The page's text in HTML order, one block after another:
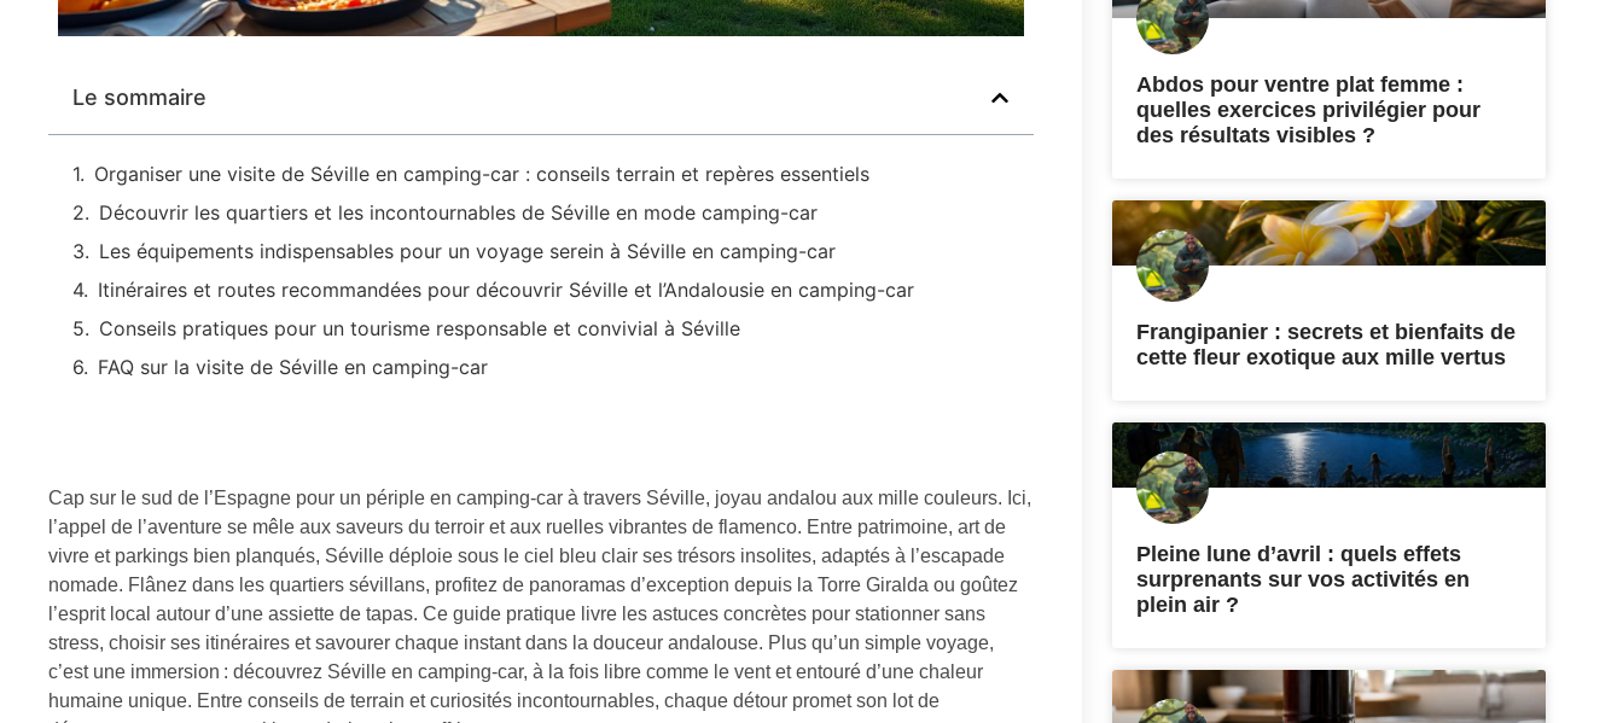
Le sommaire
Organiser une visite de Séville en camping-car : conseils terrain et repères essentiels
Découvrir les quartiers et les incontournables de Séville en mode camping-car
Les équipements indispensables pour un voyage serein à Séville en camping-car
Itinéraires et routes recommandées pour découvrir Séville et l’Andalousie en camping-car
Conseils pratiques pour un tourisme responsable et convivial à Séville
FAQ sur la visite de Séville en camping-car
Cap sur le sud de l’Espagne pour un périple en camping-car à travers Séville, joyau andalou aux mille couleurs. Ici,
l’appel de l’aventure se mêle aux saveurs du terroir et aux ruelles vibrantes de flamenco. Entre patrimoine, art de
vivre et parkings bien planqués, Séville déploie sous le ciel bleu clair ses trésors insolites, adaptés à l’escapade
nomade. Flânez dans les quartiers sévillans, profitez de panoramas d’exception depuis la Torre Giralda ou goûtez
l’esprit local autour d’une assiette de tapas. Ce guide pratique livre les astuces concrètes pour stationner sans
stress, choisir ses itinéraires et savourer chaque instant dans la douceur andalouse. Plus qu’un simple voyage,
c’est une immersion : découvrez Séville en camping-car, à la fois libre comme le vent et entouré d’une chaleur
humaine unique. Entre conseils de terrain et curiosités incontournables, chaque détour promet son lot de
Abdos pour ventre plat femme :
quelles exercices privilégier pour
des résultats visibles ?
Frangipanier : secrets et bienfaits de
cette fleur exotique aux mille vertus
Pleine lune d’avril : quels effets
surprenants sur vos activités en
plein air ?